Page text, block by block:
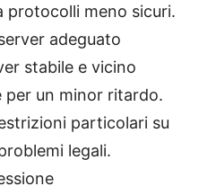
protocolli meno sicuri.
adeguato
stabile e vicino
per un minor ritardo.
particolari su
legali.